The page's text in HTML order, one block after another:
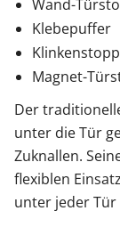
Wand-
Klebepuffer
Magnet-
Der
unter die Tür
Zuknallen.
flexiblen
unter jeder